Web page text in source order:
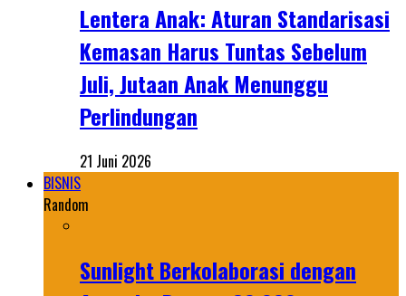
Lentera Anak: Aturan Standarisasi
Kemasan Harus Tuntas Sebelum
Juli, Jutaan Anak Menunggu
Perlindungan
21 Juni 2026
BISNIS
Random
Sunlight Berkolaborasi dengan